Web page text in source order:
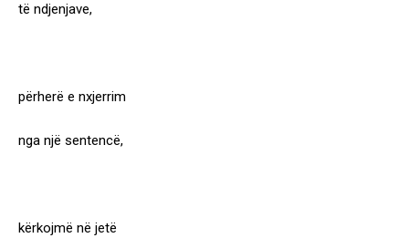
të ndjenjave,
përherë e nxjerrim
nga një sentencë,
kërkojmë në jetë